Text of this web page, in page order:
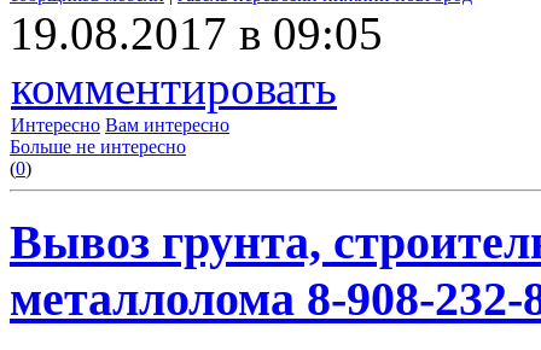
19.08.2017 в 09:05
комментировать
Интересно Вам интересно
Больше не интересно
(0)
Вывоз грунта,
металлолома 8-908-232-